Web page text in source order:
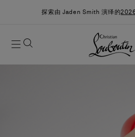
探索由 Jaden Smith 演绎的